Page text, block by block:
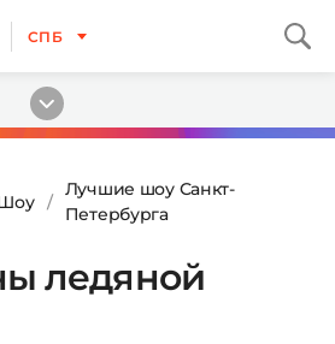
СПБ
Лучшие шоу Санкт-
Петербурга
ледяной